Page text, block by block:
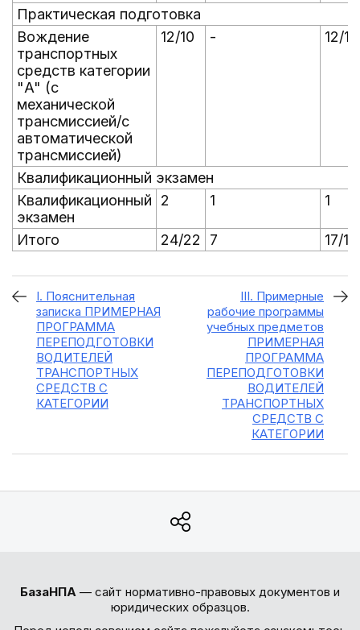
Практическая подготовка
Вождение
транспортных
средств категории
"A" (с
механической
трансмиссией/с
автоматической
трансмиссией)
12/10 - 12/10
Квалификационный экзамен
Квалификационный
экзамен
2 1 1
Итого 24/22 7 17/15
I. Пояснительная
записка ПРИМЕРНАЯ
ПРОГРАММА
ПЕРЕПОДГОТОВКИ
ВОДИТЕЛЕЙ
ТРАНСПОРТНЫХ
СРЕДСТВ С
КАТЕГОРИИ
III. Примерные
рабочие программы
учебных предметов
ПРИМЕРНАЯ
ПРОГРАММА
ПЕРЕПОДГОТОВКИ
ВОДИТЕЛЕЙ
ТРАНСПОРТНЫХ
СРЕДСТВ С
КАТЕГОРИИ
БазаНПА — сайт нормативно-правовых документов и
юридических образцов.